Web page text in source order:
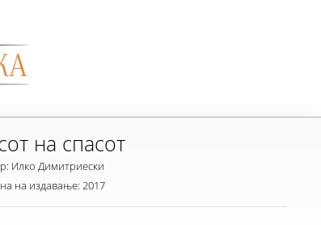
на спасот
Илко Димитриески
на издавање: 2017